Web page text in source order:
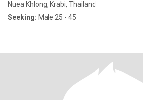
Nuea Khlong, Krabi, Thailand
Seeking: Male 25 - 45